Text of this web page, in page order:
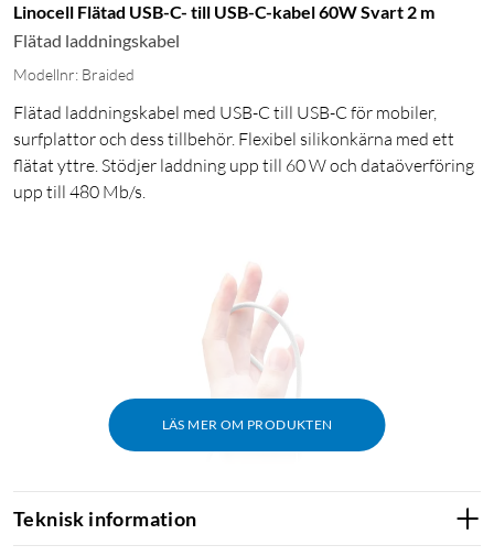
Linocell Flätad USB-C- till USB-C-kabel 60W Svart 2 m
Flätad laddningskabel
Modellnr: Braided
Flätad laddningskabel med USB-C till USB-C för mobiler,
surfplattor och dess tillbehör. Flexibel silikonkärna med ett
flätat yttre. Stödjer laddning upp till 60 W och dataöverföring
upp till 480 Mb/s.
LÄS MER OM PRODUKTEN
Teknisk information